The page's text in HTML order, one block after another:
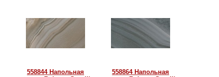
558844 Напольная
558864 Напольная